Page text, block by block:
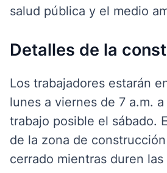
salud pública y el medio
Detalles de la
Los trabajadores estarán
lunes a viernes de 7 a.m.
trabajo posible el sábado.
de la zona de
cerrado mientras duren las